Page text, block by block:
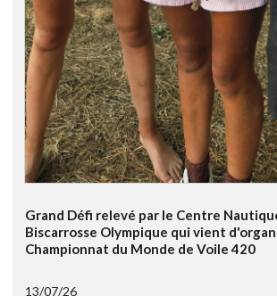
Grand Défi relevé par le Centre
Biscarrosse Olympique qui vient
Championnat du Monde de Voile 420
13/07/26